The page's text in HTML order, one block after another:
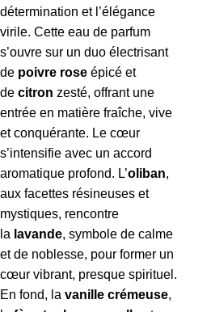
détermination et l’élégance
virile. Cette eau de parfum
s’ouvre sur un duo électrisant
de poivre rose épicé et
de citron zesté, offrant une
entrée en matière fraîche, vive
et conquérante. Le cœur
s’intensifie avec un accord
aromatique profond. L’oliban,
aux facettes résineuses et
mystiques, rencontre
la lavande, symbole de calme
et de noblesse, pour former un
cœur vibrant, presque spirituel.
En fond, la vanille crémeuse,